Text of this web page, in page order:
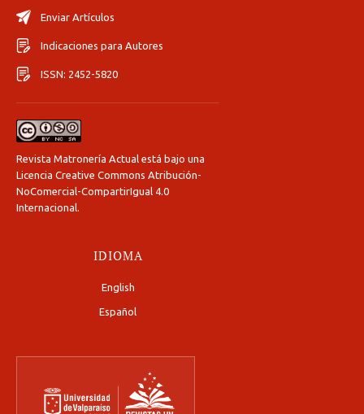
Enviar Artículos
Indicaciones para Autores
ISSN: 2452-5820
Revista Matronería Actual está bajo una
Licencia Creative Commons Atribución-
NoComercial-CompartirIgual 4.0
Internacional.
IDIOMA
English
Español